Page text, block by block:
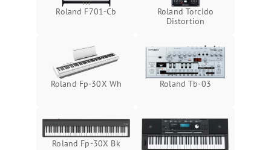
Roland F701-Cb
Roland Torcido
Distortion
Roland Fp-30X Wh Roland Tb-03
Roland Fp-30X Bk